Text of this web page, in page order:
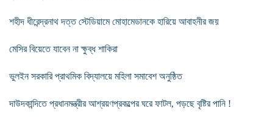
শহীদ ধীরেন্দ্রনাথ দত্ত স্টেডিয়ামে মোহামেডানকে হারিয়ে আবাহনীর জয়
মেসির বিয়েতে যাবেন না ক্ষুব্ধ শাকিরা
ভুলইন সরকারি প্রাথমিক বিদ্যালয়ে মহিলা সমাবেশ অনুষ্ঠিত
দাউদকান্দিতে প্রধানমন্ত্রীর আশ্রয়ণপ্রকল্পের ঘরে ফাটল, পড়ছে বৃষ্টির পানি !